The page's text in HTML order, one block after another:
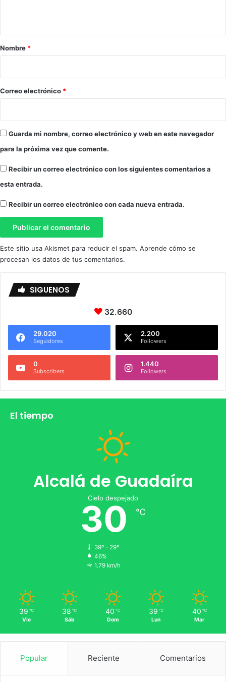
r
*
Nombre *
Correo electrónico *
Guarda mi nombre, correo electrónico y web en este navegador
para la próxima vez que comente.
Recibir un correo electrónico con los siguientes comentarios a
esta entrada.
Recibir un correo electrónico con cada nueva entrada.
Este sitio usa Akismet para reducir el spam. Aprende cómo se
procesan los datos de tus comentarios.
SIGUENOS
32.660
29.020
Seguidores
2.200
Followers
0
Subscribers
1.440
Followers
El tiempo
Alcalá de Guadaíra
Cielo despejado
30 ℃
39º - 29º
46%
1.79 km/h
39 ℃
Vie
38 ℃
Sáb
40 ℃
Dom
39 ℃
Lun
40 ℃
Mar
Popular Reciente Comentarios